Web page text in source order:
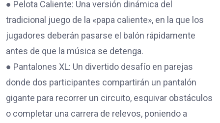
● Pelota Caliente: Una versión dinámica del
tradicional juego de la «papa caliente», en la que los
jugadores deberán pasarse el balón rápidamente
antes de que la música se detenga.
● Pantalones XL: Un divertido desafío en parejas
donde dos participantes compartirán un pantalón
gigante para recorrer un circuito, esquivar obstáculos
o completar una carrera de relevos, poniendo a